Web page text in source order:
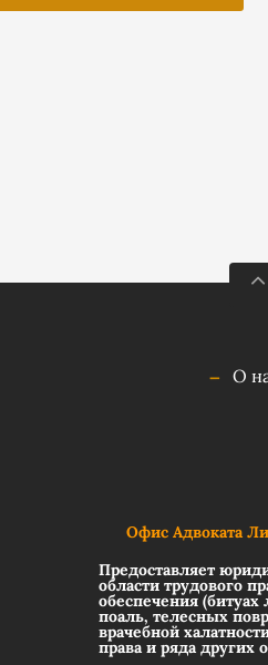
О
Офис Адвоката
Предоставляет
области трудового
обеспечения (битуах
поаль, телесных
врачебной
права и ряда других